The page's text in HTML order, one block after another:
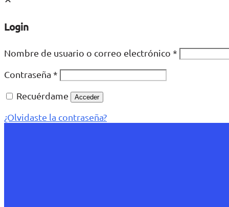
Login
Nombre de usuario o correo electrónico *
Contraseña *
Recuérdame
Acceder
¿Olvidaste la contraseña?